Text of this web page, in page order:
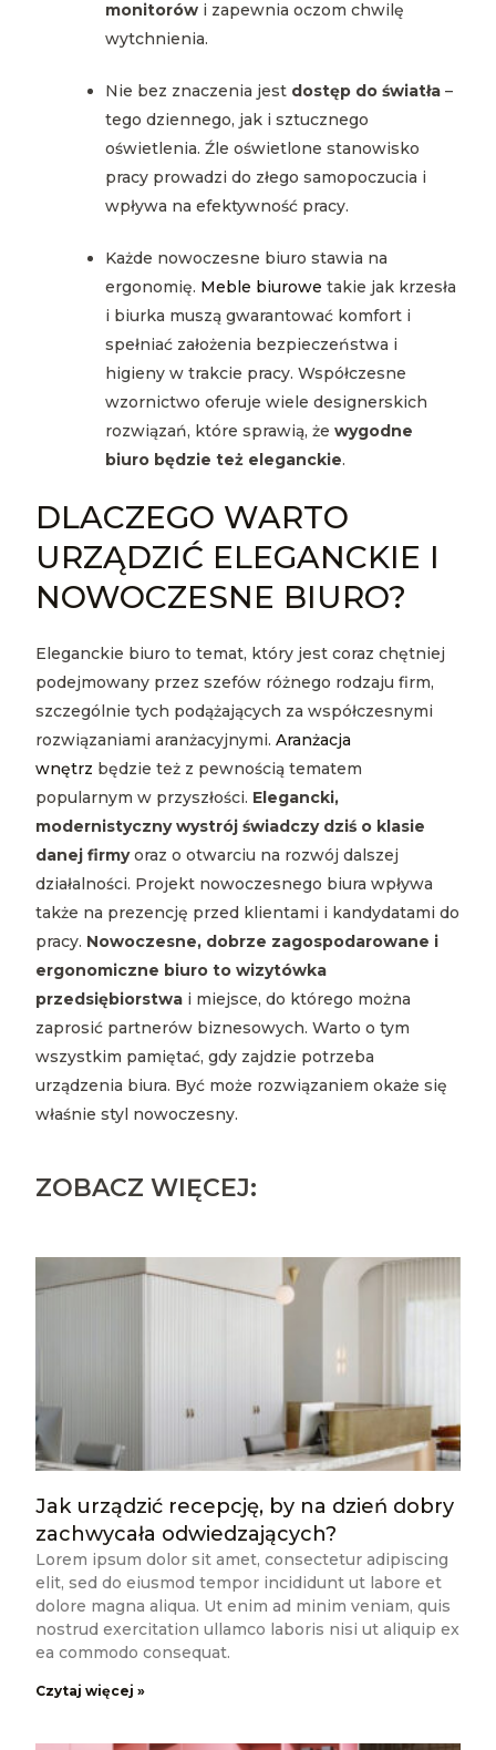
monitorówi zapewnia oczom chwilę
wytchnienia.
Nie bez znaczenia jest dostęp do światła–
tego dziennego, jak i sztucznego
oświetlenia. Źle oświetlone stanowisko
pracy prowadzi do złego samopoczucia i
wpływa na efektywność pracy.
Każde nowoczesne biuro stawia na
ergonomię. Meble biurowe takie jak krzesła
i biurka muszą gwarantować komfort i
spełniać założenia bezpieczeństwa i
higieny w trakcie pracy. Współczesne
wzornictwo oferuje wiele designerskich
rozwiązań, które sprawią, że wygodne
biuro będzie też eleganckie.
DLACZEGO WARTO
URZĄDZIĆ ELEGANCKIE I
NOWOCZESNE BIURO?
Eleganckie biuro to temat, który jest coraz chętniej
podejmowany przez szefów różnego rodzaju firm,
szczególnie tych podążających za współczesnymi
rozwiązaniami aranżacyjnymi. Aranżacja
wnętrz będzie też z pewnością tematem
popularnym w przyszłości. Elegancki,
modernistyczny wystrój świadczy dziś o klasie
danej firmyoraz o otwarciu na rozwój dalszej
działalności. Projekt nowoczesnego biura wpływa
także na prezencję przed klientami i kandydatami do
pracy. Nowoczesne, dobrze zagospodarowane i
ergonomiczne biuro to wizytówka
przedsiębiorstwai miejsce, do którego można
zaprosić partnerów biznesowych. Warto o tym
wszystkim pamiętać, gdy zajdzie potrzeba
urządzenia biura. Być może rozwiązaniem okaże się
właśnie styl nowoczesny.
ZOBACZ WIĘCEJ:
Jak urządzić recepcję, by na dzień dobry
zachwycała odwiedzających?
Lorem ipsum dolor sit amet, consectetur adipiscing
elit, sed do eiusmod tempor incididunt ut labore et
dolore magna aliqua. Ut enim ad minim veniam, quis
nostrud exercitation ullamco laboris nisi ut aliquip ex
ea commodo consequat.
Czytaj więcej »